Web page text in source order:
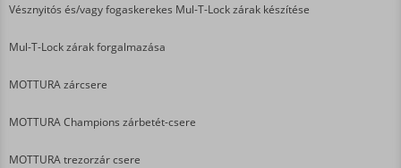
Vésznyitós és/vagy fogaskerekes Mul-T-Lock zárak készítése
Mul-T-Lock zárak forgalmazása
MOTTURA zárcsere
MOTTURA Champions zárbetét-csere
MOTTURA trezorzár csere